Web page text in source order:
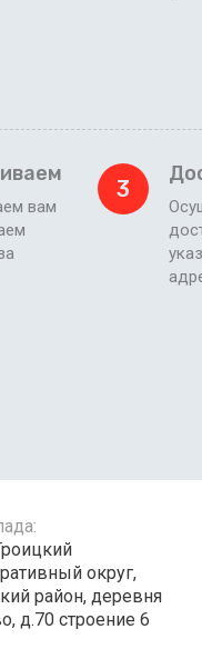
вам
3
округ,
район, деревня
д.70 строение 6